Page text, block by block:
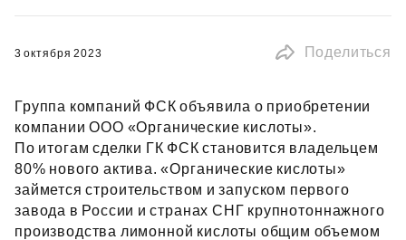
3 октября 2023 Поделиться
Группа компаний ФСК объявила о приобретении
компании ООО «Органические кислоты».
По итогам сделки ГК ФСК становится владельцем
80% нового актива. «Органические кислоты»
займется строительством и запуском первого
завода в России и странах СНГ крупнотоннажного
производства лимонной кислоты общим объемом